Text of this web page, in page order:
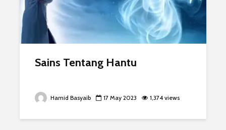
Sains Tentang Hantu
Hamid Basyaib 17 May 2023 1,374 views